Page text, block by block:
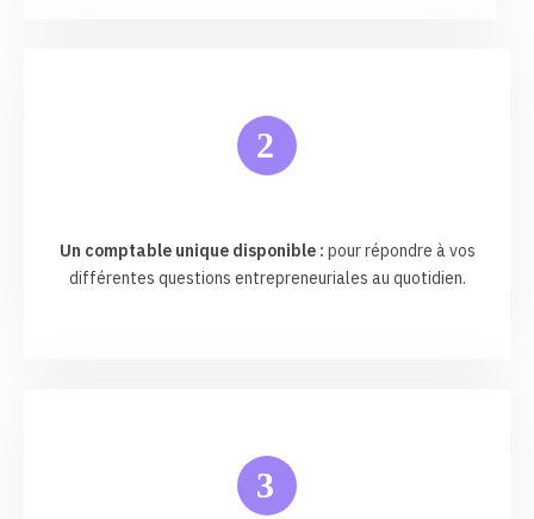
2
Un comptable unique disponible : pour répondre à vos
différentes questions entrepreneuriales au quotidien.
3